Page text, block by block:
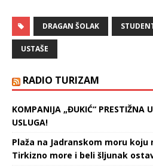
rukometu, rukometaši obe
selekcije svesni su težine
ovog meča, ali su, čini se,
još svesniji da je u pitanju
nadmetanje. Hrvatska je
domaćin, igra pred…
DRAGAN ŠOLAK
USTAŠE
RADIO TURIZAM
KOMPANIJA „ĐUKIĆ“ PRESTIŽNA
USLUGA!
Plaža na Jadranskom moru koju
Tirkizno more i beli šljunak